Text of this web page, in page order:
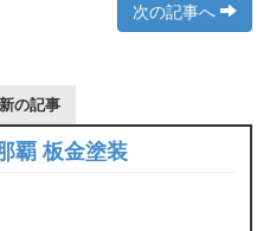
次の記事へ
の記事
覇 板金塗装